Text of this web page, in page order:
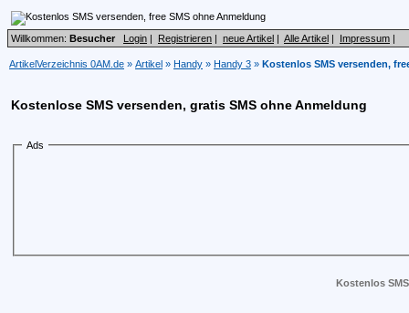
Willkommen: Besucher Login | Registrieren | neue Artikel | Alle Artikel | Impressum |
ArtikelVerzeichnis 0AM.de » Artikel » Handy » Handy 3 » Kostenlos SMS versenden,
Kostenlose SMS versenden, gratis SMS ohne Anmeldung
Ads
Kostenlos